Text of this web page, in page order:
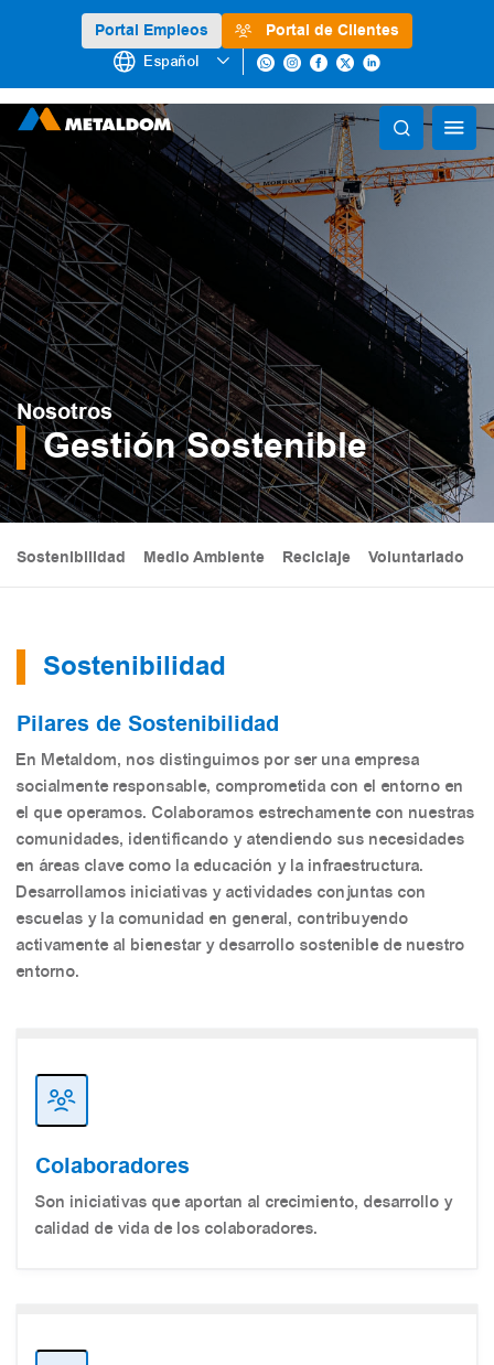
Portal Empleos Portal de Clientes
Español
Nosotros
Gestión Sostenible
Sostenibilidad Medio Ambiente Reciclaje Voluntariado
Sostenibilidad
Pilares de Sostenibilidad
En Metaldom, nos distinguimos por ser una empresa
socialmente responsable, comprometida con el entorno en
el que operamos. Colaboramos estrechamente con nuestras
comunidades, identificando y atendiendo sus necesidades
en áreas clave como la educación y la infraestructura.
Desarrollamos iniciativas y actividades conjuntas con
escuelas y la comunidad en general, contribuyendo
activamente al bienestar y desarrollo sostenible de nuestro
entorno.
Colaboradores
Son iniciativas que aportan al crecimiento, desarrollo y
calidad de vida de los colaboradores.